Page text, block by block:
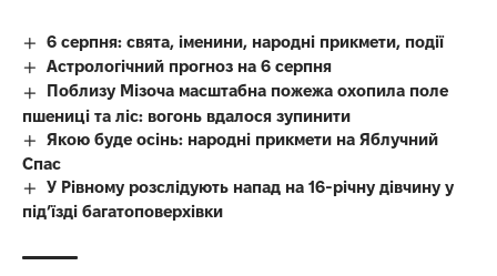
6 серпня: свята, іменини, народні прикмети, події
Астрологічний прогноз на 6 серпня
Поблизу Мізоча масштабна пожежа охопила поле
пшениці та ліс: вогонь вдалося зупинити
Якою буде осінь: народні прикмети на Яблучний
Спас
У Рівному розслідують напад на 16-річну дівчину у
під’їзді багатоповерхівки